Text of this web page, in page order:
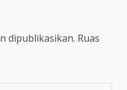
dipublikasikan. Ruas